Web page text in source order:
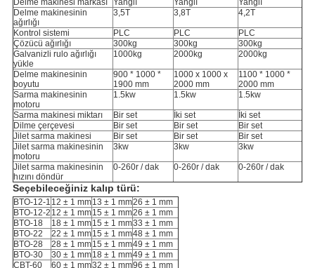
Delme makinesi markası Yanglı Yanglı
Yanglı
Delme makinesinin
ağırlığı
3,5T 3,8T 4,2T
Kontrol sistemi PLC PLC
PLC
Çözücü ağırlığı
300kg 300kg
300kg
Galvanizli rulo ağırlığı
yükle
1000kg 2000kg 2000kg
Delme makinesinin
boyutu
900 * 1000 *
1900 mm
1000 x 1000 x
2000 mm
1100 * 1000 *
2000 mm
Sarma makinesinin
motoru
1.5kw 1.5kw 1.5kw
Sarma makinesi miktarı Bir set İki set
İki set
Dilme çerçevesi
Bir set Bir set
Bir set
Jilet sarma makinesi
Bir set Bir set
Bir set
Jilet sarma makinesinin
motoru
3kw 3kw 3kw
Jilet sarma makinesinin
hızını döndür
0-260r / dak 0-260r / dak 0-260r / dak
Seçebileceğiniz kalıp türü:
BTO-12-1 12 ± 1 mm13 ± 1 mm26 ± 1 mm
BTO-12-2 12 ± 1 mm15 ± 1 mm26 ± 1 mm
BTO-18
18 ± 1 mm15 ± 1 mm33 ± 1 mm
BTO-22
22 ± 1 mm15 ± 1 mm48 ± 1 mm
BTO-28
28 ± 1 mm15 ± 1 mm49 ± 1 mm
BTO-30
30 ± 1 mm18 ± 1 mm49 ± 1 mm
CBT-60
60 ± 1 mm32 ± 1 mm96 ± 1 mm